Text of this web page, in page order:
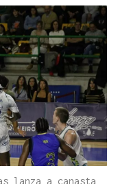
lanza a canasta